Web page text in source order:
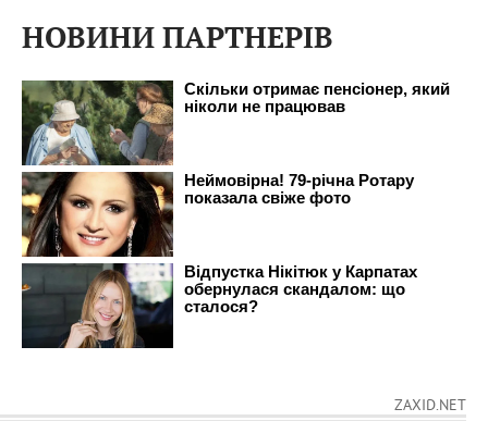
НОВИНИ ПАРТНЕРІВ
ZAXID.NET